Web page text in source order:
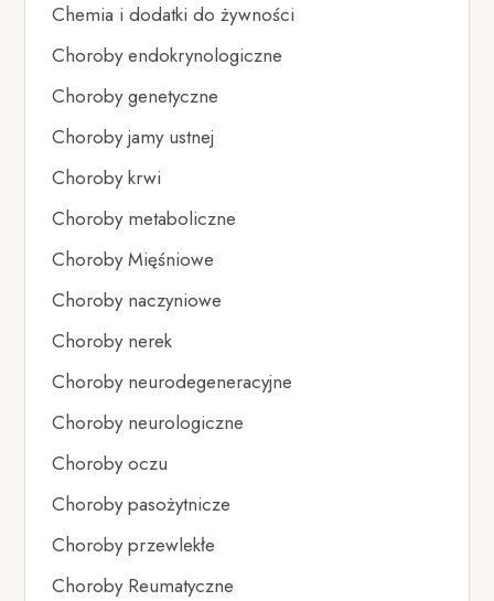
Chemia i dodatki do żywności
Choroby endokrynologiczne
Choroby genetyczne
Choroby jamy ustnej
Choroby krwi
Choroby metaboliczne
Choroby Mięśniowe
Choroby naczyniowe
Choroby nerek
Choroby neurodegeneracyjne
Choroby neurologiczne
Choroby oczu
Choroby pasożytnicze
Choroby przewlekłe
Choroby Reumatyczne